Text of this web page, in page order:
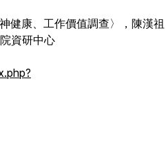
健康、工作價值調查〉，陳漢祖
資研中心